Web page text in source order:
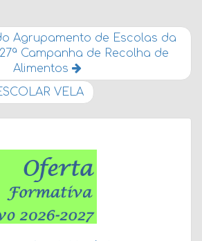
Agrupamento de Escolas da
Campanha de Recolha de
Alimentos
VELA